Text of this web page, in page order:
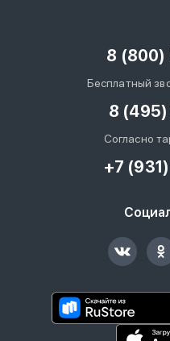
8 (800)
Бесплатный
8
Согласно
+7